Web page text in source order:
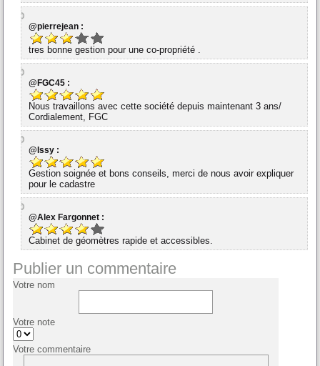
@pierrejean :
tres bonne gestion pour une co-propriété .
@FGC45 :
Nous travaillons avec cette société depuis maintenant 3 ans/
Cordialement, FGC
@Issy :
Gestion soignée et bons conseils, merci de nous avoir expliquer
pour le cadastre
@Alex Fargonnet :
Cabinet de géomètres rapide et accessibles.
Publier un commentaire
Votre nom
Votre note
Votre commentaire